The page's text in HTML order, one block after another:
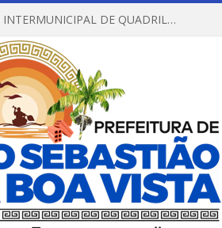
REGULAMENTO DO X CONCURSO INTERMUNICIPAL DE QUADRILHAS JUNINAS – 2026 – ARRAIÁ DA VENEZA